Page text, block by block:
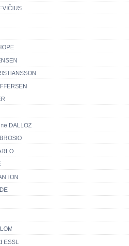
DALLOZ
ESSL